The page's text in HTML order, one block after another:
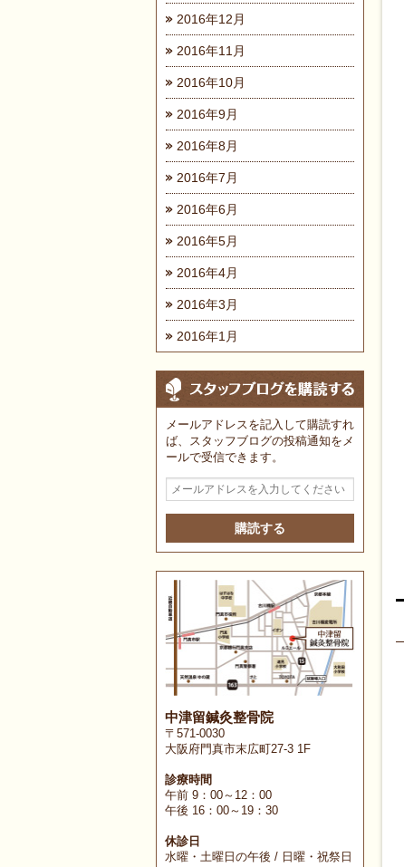
2016年12月
2016年11月
2016年10月
2016年9月
2016年8月
2016年7月
2016年6月
2016年5月
2016年4月
2016年3月
2016年1月
メールアドレスを記入して購読すれ
ば、スタッフブログの投稿通知をメ
ールで受信できます。
メ
ー
ル
ド
ス
を
入
力
し
て
く
だ
さ
い
中津留鍼灸整骨院
〒571-0030
大阪府門真市末広町27-3 1F
診療時間
午前 9：00～12：00
午後 16：00～19：30
休診日
水曜・土曜日の午後 / 日曜・祝祭日